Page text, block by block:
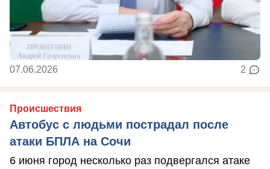
07.06.2026 2
Происшествия
Автобус с людьми пострадал после
атаки БПЛА на Сочи
6 июня город несколько раз подвергался атаке